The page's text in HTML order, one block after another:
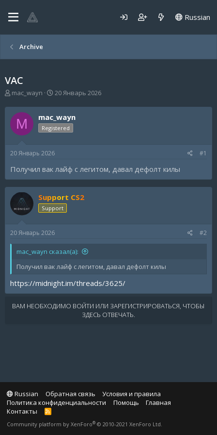
Russian
Archive
VAC
А
т
о
р
м
mac_wayn
Д
т
а
н
а
а
20 Январь 2026
M mac_wayn
Registered
20 Январь 2026 #1
Получил вак лайф с легитом, давал дефолт килы
Support CS2
Support
20 Январь 2026 #2
mac_wayn сказал(а):
Получил вак лайф с легитом, давал дефолт килы
https://midnight.im/threads/3625/
ВАМ НЕОБХОДИМО ВОЙТИ ИЛИ ЗАРЕГИСТРИРОВАТЬСЯ, ЧТОБЫ
ЗДЕСЬ ОТВЕЧАТЬ.
Russian Обратная связь
Условия и правила
Политика конфиденциальности
Помощь
Главная
Контакты
R
S
Community platform by XenForo® © 2010-2021 XenForo Ltd.